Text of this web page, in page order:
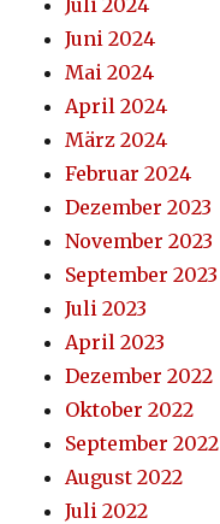
Juni 2024
Mai 2024
April 2024
März 2024
Februar 2024
Dezember 2023
November 2023
September 2023
Juli 2023
April 2023
Dezember 2022
Oktober 2022
September 2022
August 2022
Juli 2022